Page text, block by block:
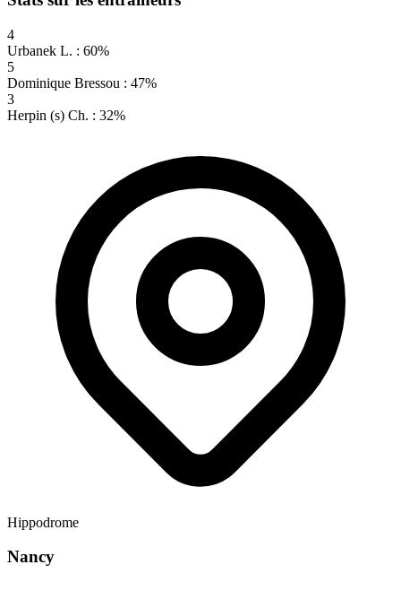
4
Urbanek L. : 60%
5
Dominique Bressou : 47%
3
Herpin (s) Ch. : 32%
Hippodrome
Nancy